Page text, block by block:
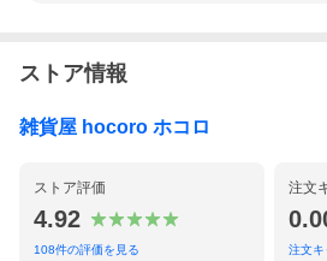
ストア情報
雑貨屋 hocoro ホコロ
ストア評価
4.92
108件の評価を見る
注文
注文キ